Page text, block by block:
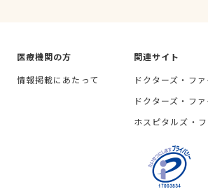
医療機関の方
情報掲載にあたって
関連サイト
ドクターズ・フ
ドクターズ・フ
ホスピタルズ・